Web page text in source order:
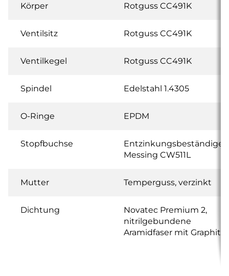
Körper Rotguss CC491K
Ventilsitz Rotguss CC491K
Ventilkegel Rotguss CC491K
Spindel Edelstahl 1.4305
O-Ringe EPDM
Stopfbuchse
Entzinkungsbeständiges
Messing CW511L
Mutter Temperguss, verzinkt
Dichtung
Novatec Premium 2,
nitrilgebundene
Aramidfaser mit Graphit